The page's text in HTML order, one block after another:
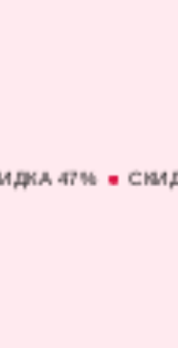
СКИДКА 47%